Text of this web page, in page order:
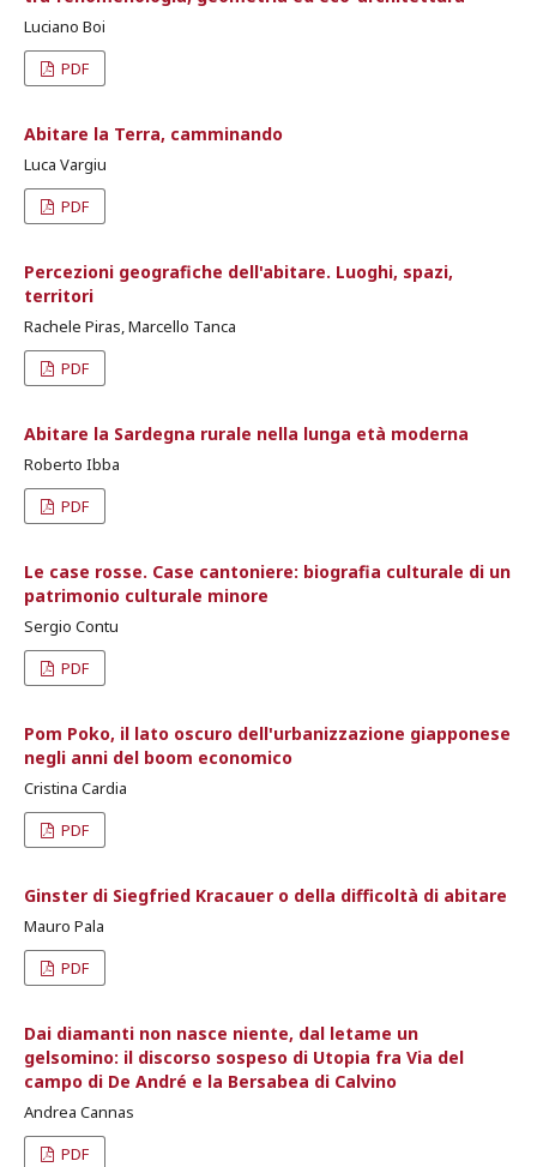
Luciano Boi
PDF
Abitare la Terra, camminando
Luca Vargiu
PDF
Percezioni geografiche dell'abitare. Luoghi, spazi,
territori
Rachele Piras, Marcello Tanca
PDF
Abitare la Sardegna rurale nella lunga età moderna
Roberto Ibba
PDF
Le case rosse. Case cantoniere: biografia culturale di un
patrimonio culturale minore
Sergio Contu
PDF
Pom Poko, il lato oscuro dell'urbanizzazione giapponese
negli anni del boom economico
Cristina Cardia
PDF
Ginster di Siegfried Kracauer o della difficoltà di abitare
Mauro Pala
PDF
Dai diamanti non nasce niente, dal letame un
gelsomino: il discorso sospeso di Utopia fra Via del
campo di De André e la Bersabea di Calvino
Andrea Cannas
PDF